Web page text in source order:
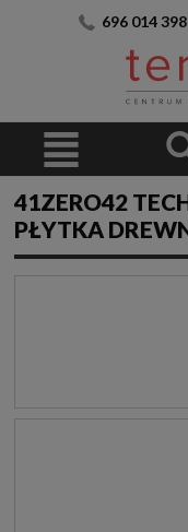
696 014 398
41ZERO42
PŁYTKA